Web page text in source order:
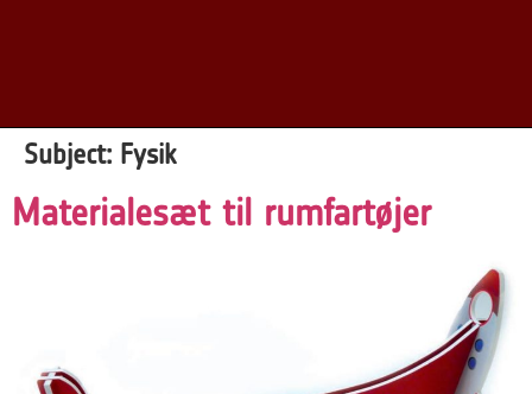
Subject: Fysik
Materialesæt til rumfartøjer